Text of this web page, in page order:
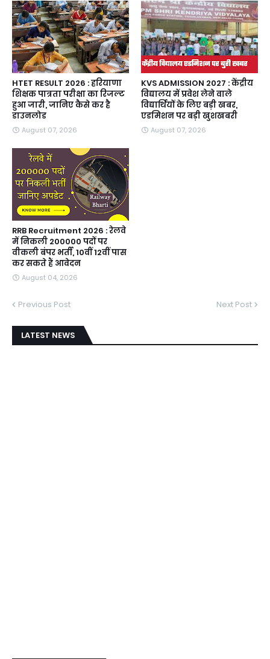
HTET RESULT 2026 : हरियाणा
शिक्षक पात्रता परीक्षा का रिजल्ट
हुआ जारी, जानिए कैसे कर है
डाउनलोड
August 07, 2026
KVS ADMISSION 2027 : केंद्रीय
विद्यालय में प्रवेश लेने वाले
विद्यार्थियों के लिए बड़ी खबर,
एडमिशन पर बड़ी खुशखबरी
August 07, 2026
RRB Recruitment 2026 : रेलवे
में निकली 200000 पदों पर
वीकली बंपर भर्ती, 10वीं 12वीं पास
कर सकते हैं आवेदन
August 04, 2026
Previous Post Next Post
LATEST NEWS